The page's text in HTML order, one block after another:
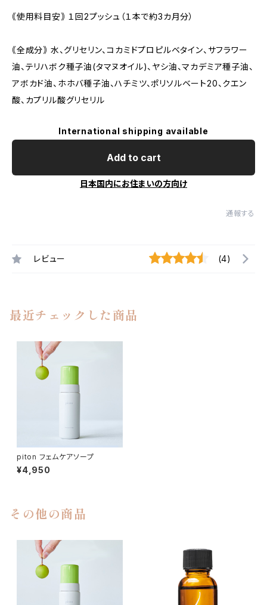
｟使用料目安｠ １回2プッシュ（１本で約3カ月分）
｟全成分｠ 水、グリセリン、コカミドプロピルベタイン、サフラワー
油、テリハボク種子油(タマヌオイル)、ヤシ油、マカデミア種子油、
アボカド油、ホホバ種子油、ハチミツ、ポリソルベート20、クエン
酸、カプリル酸グリセリル
International shipping available
Add to cart
日本国内にお住まいの方向け
通報する
レビュー (4)
最近チェックした商品
piton フェムケアソープ
¥4,950
その他の商品